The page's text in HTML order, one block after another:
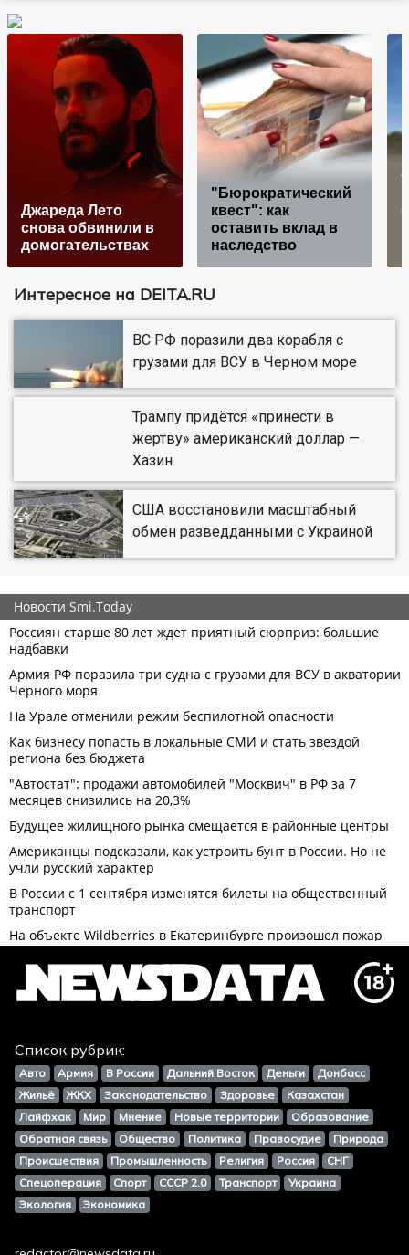
Джареда Лето
снова обвинили в
домогательствах
"Бюрократический
квест": как
оставить вклад в
наследство
Интересное на DEITA.RU
ВС РФ поразили два корабля с
грузами для ВСУ в Черном море
Трампу придётся «принести в
жертву» американский доллар —
Хазин
США восстановили масштабный
обмен разведданными с Украиной
Список рубрик:
Авто Армия В России Дальний Восток Деньги
Донбасс
Жильё
ЖКХ Законодательство Здоровье
Казахстан
Лайфхак
Мир Мнение Новые территории
Образование
Обратная связь
Общество Политика Правосудие
Природа
Происшествия
Промышленность Религия Россия
СНГ
Спецоперация
Спорт СССР 2.0 Транспорт
Украина
Экология
Экономика